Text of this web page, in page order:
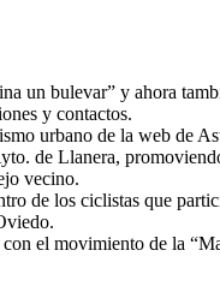
un bulevar” y ahora
y contactos.
urbano de la web de
de Llanera,
vecino.
de los ciclistas que
el movimiento de la